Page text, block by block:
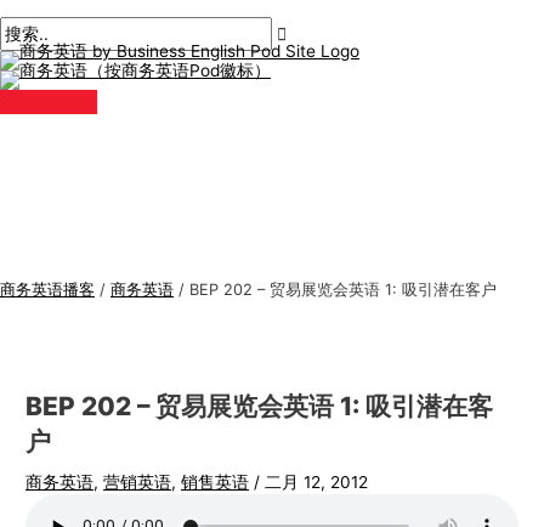
至
内
容
菜
商务英语播客 / 商务英语 / BEP 202 – 贸易展览会英语 1: 吸引潜在客户
BEP 202 – 贸易展览会英语 1: 吸引潜在客
户
商务英语,营销英语,销售英语 / 二月 12, 2012
子
导
航
此
输
入。.
名
*
子
邮
件
*
商
务
英
语
搜
索
: